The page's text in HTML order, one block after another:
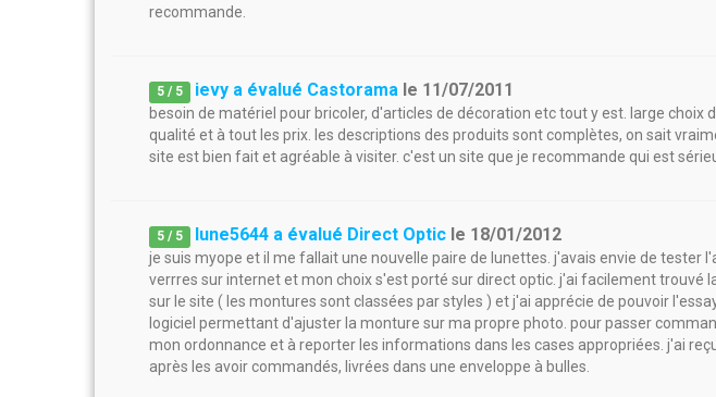
recommande.
5 / 5 ievy a évalué Castorama le 11/07/2011
besoin de matériel pour bricoler, d'articles de décoration etc tout y est. large choix
qualité et à tout les prix. les descriptions des produits sont complètes, on sait
site est bien fait et agréable à visiter. c'est un site que je recommande qui est
5 / 5 lune5644 a évalué Direct Optic le 18/01/2012
je suis myope et il me fallait une nouvelle paire de lunettes. j'avais envie de tester
verrres sur internet et mon choix s'est porté sur direct optic. j'ai facilement trouvé
sur le site ( les montures sont classées par styles ) et j'ai apprécie de pouvoir
logiciel permettant d'ajuster la monture sur ma propre photo. pour passer
mon ordonnance et à reporter les informations dans les cases appropriées. j'ai
après les avoir commandés, livrées dans une enveloppe à bulles.